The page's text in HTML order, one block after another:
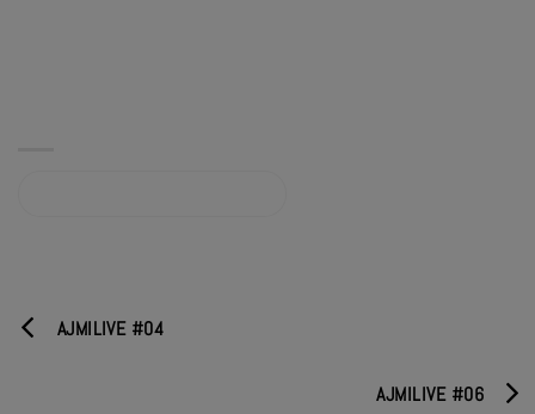
AJMILIVE #04
AJMILIVE #06